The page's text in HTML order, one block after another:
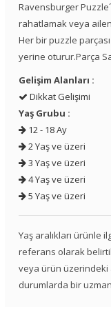
Ravensburger
rahatlamak veya
Her bir puzzle
yerine oturur.Parça
Gelişim Alanları :
Dikkat Gelişimi
Yaş Grubu :
12 - 18 Ay
2 Yaş ve üzeri
3 Yaş ve üzeri
4 Yaş ve üzeri
5 Yaş ve üzeri
Yaş aralıkları ürünle
referans olarak
veya ürün üzerindeki
durumlarda bir